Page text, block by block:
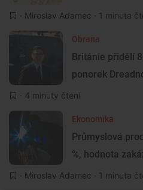
· Miroslav Adamec · 1 minuta
Obrana
Británie přidělí
ponorek
· 4 minuty čtení
Ekonomika
Průmyslová
%, hodnota
· Miroslav Adamec · 1 minuta